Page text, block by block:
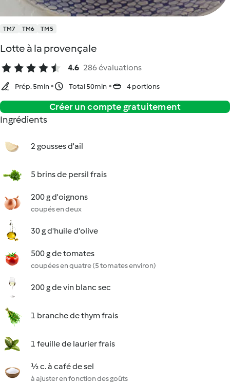
TM7 TM6 TM5
Lotte à la provençale
4.6 286 évaluations
Prép. 5min Total 50min 4 portions
Créer un compte gratuitement
Ingrédients
2 gousses d'ail
5 brins de persil frais
200 g d'oignons
coupés en deux
30 g d'huile d'olive
500 g de tomates
coupées en quatre (5 tomates environ)
200 g de vin blanc sec
1 branche de thym frais
1 feuille de laurier frais
½ c. à café de sel
à ajuster en fonction des goûts